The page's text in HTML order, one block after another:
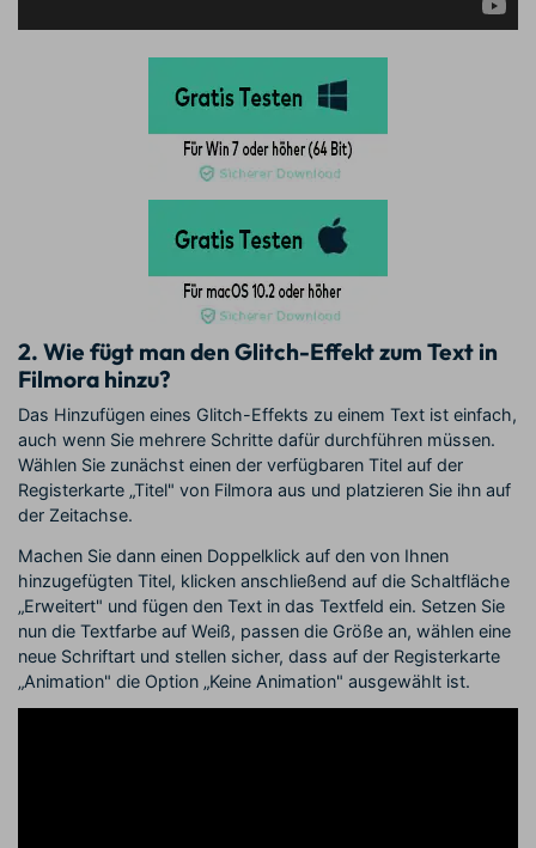
2. Wie fügt man den Glitch-Effekt zum Text in
Filmora hinzu?
Das Hinzufügen eines Glitch-Effekts zu einem Text ist einfach,
auch wenn Sie mehrere Schritte dafür durchführen müssen.
Wählen Sie zunächst einen der verfügbaren Titel auf der
Registerkarte „Titel" von Filmora aus und platzieren Sie ihn auf
der Zeitachse.
Machen Sie dann einen Doppelklick auf den von Ihnen
hinzugefügten Titel, klicken anschließend auf die Schaltfläche
„Erweitert" und fügen den Text in das Textfeld ein. Setzen Sie
nun die Textfarbe auf Weiß, passen die Größe an, wählen eine
neue Schriftart und stellen sicher, dass auf der Registerkarte
„Animation" die Option „Keine Animation" ausgewählt ist.